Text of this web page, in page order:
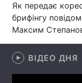
Зброя
Здоров'я
Цікавинки
Як передає
брифінгу
Максим
ВІДЕО ДНЯ